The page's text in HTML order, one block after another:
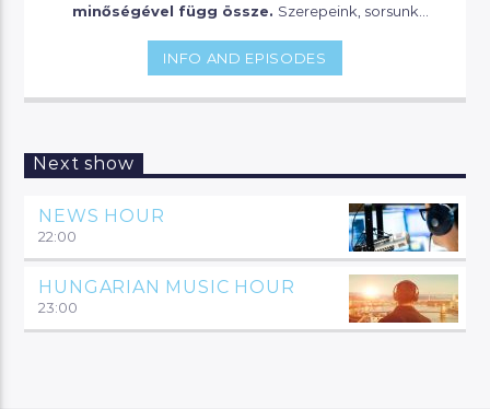
minőségével függ össze. Szerepeink, sorsunk
nélkül Ferencz Gabival a Manna Fm-en!
INFO AND EPISODES
Next show
NEWS HOUR
22:00
HUNGARIAN MUSIC HOUR
23:00